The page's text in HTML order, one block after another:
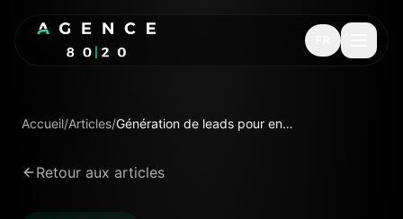
Accueil/Articles/ Génération de leads pour entrepreneurs : la méthode qui fonctionne vraiment
Retour aux articles